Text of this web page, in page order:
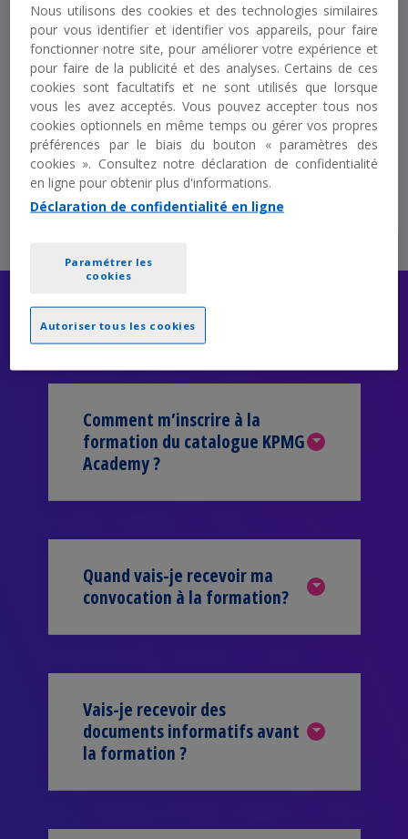
Distanciel
Durée : 15 MN
A partir de :15 € HT
Découvrir
Comment m’inscrire à la
formation du catalogue KPMG
Academy ?
Quand vais-je recevoir ma
convocation à la formation?
Vais-je recevoir des
documents informatifs avant
la formation ?
Nous utilisons des cookies et des technologies similaires
pour vous identifier et identifier vos appareils, pour faire
fonctionner notre site, pour améliorer votre expérience et
pour faire de la publicité et des analyses. Certains de ces
cookies sont facultatifs et ne sont utilisés que lorsque
vous les avez acceptés. Vous pouvez accepter tous nos
cookies optionnels en même temps ou gérer vos propres
préférences par le biais du bouton « paramètres des
cookies ». Consultez notre déclaration de confidentialité
en ligne pour obtenir plus d'informations.
Déclaration de confidentialité en ligne
Autoriser tous les cookies
Paramétrer les
cookies